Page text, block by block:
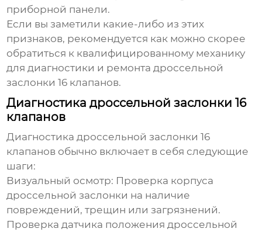
приборной панели.
Если вы заметили какие-либо из этих
признаков, рекомендуется как можно скорее
обратиться к квалифицированному механику
для диагностики и ремонтадроссельной
заслонки 16 клапанов.
Диагностика дроссельной заслонки 16
клапанов
Диагностикадроссельной заслонки 16
клапанов обычно включает в себя следующие
шаги:
Визуальный осмотр: Проверка корпуса
дроссельной заслонки на наличие
повреждений, трещин или загрязнений.
Проверка датчика положения дроссельной